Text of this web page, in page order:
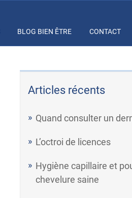
BLOG BIEN ÊTRE CONTACT
Articles récents
Quand consulter un
L’octroi de licences
Hygiène capillaire et
chevelure saine